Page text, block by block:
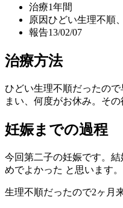
治療1年間
原因ひどい生理不順
報告13/02/07
治療方法
ひどい生理不順だったの
まい、何度がお休み。そ
妊娠までの過程
今回第二子の妊娠です。
めでよかった と思います
生理不順だったので2ヶ月